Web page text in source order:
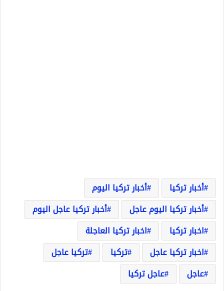
أخبار تركيا
أخبار تركيا اليوم
أخبار تركيا اليوم عاجل
أخبار تركيا عاجل اليوم
اخبار تركيا
اخبار تركيا العاجلة
اخبار تركيا عاجل
تركيا
تركيا عاجل
عاجل
عاجل تركيا